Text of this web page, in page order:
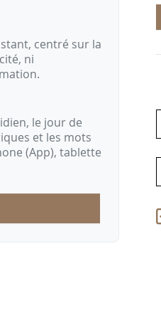
centré sur la
ni
le jour de
et les mots
(App), tablette